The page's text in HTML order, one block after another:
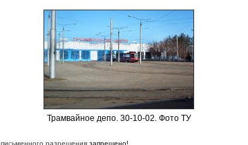
Трамвайное депо. 30-10-02. Фото ТУ
письменного разрешения запрещено!